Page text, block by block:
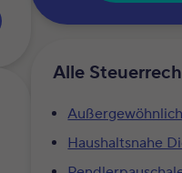
Alle
Haushaltsnahe